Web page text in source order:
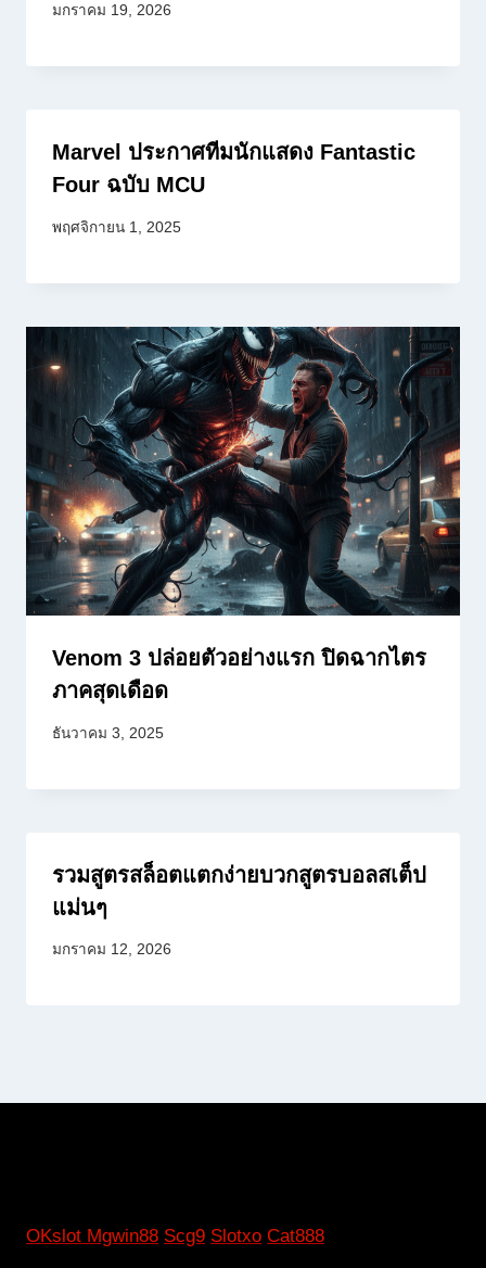
มกราคม 19, 2026
Marvel ประกาศทีมนักแสดง Fantastic
Four ฉบับ MCU
พฤศจิกายน 1, 2025
Venom 3 ปล่อยตัวอย่างแรก ปิดฉากไตร
ภาคสุดเดือด
ธันวาคม 3, 2025
รวมสูตรสล็อตแตกง่ายบวกสูตรบอลสเต็ป
แม่นๆ
มกราคม 12, 2026
OKslot Mgwin88 Scg9 Slotxo Cat888